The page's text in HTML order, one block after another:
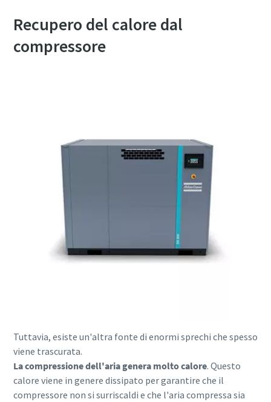
Riduzione delle emissioni di carbonio per una produzione
ecologica: tutto quello che c'è da sapere
Recupero del calore dal
compressore
Tuttavia, esiste un'altra fonte di enormi sprechi che spesso
viene trascurata.
La compressione dell'aria genera molto calore. Questo
calore viene in genere dissipato per garantire che il
compressore non si surriscaldi e che l'aria compressa sia